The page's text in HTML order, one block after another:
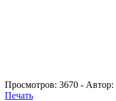
Просмотров: 3670 - Автор:
Печать